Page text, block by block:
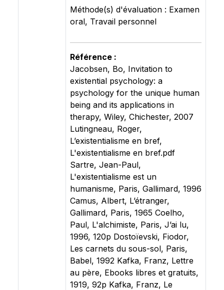
Méthode(s) d'évaluation : Examen
oral, Travail personnel
Référence :
Jacobsen, Bo, Invitation to
existential psychology: a
psychology for the unique human
being and its applications in
therapy, Wiley, Chichester, 2007
Lutingneau, Roger,
L’existentialisme en bref,
L'existentialisme en bref.pdf
Sartre, Jean-Paul,
L'existentialisme est un
humanisme, Paris, Gallimard, 1996
Camus, Albert, L’étranger,
Gallimard, Paris, 1965 Coelho,
Paul, L'alchimiste, Paris, J’ai lu,
1996, 120p Dostoïevski, Fiodor,
Les carnets du sous-sol, Paris,
Babel, 1992 Kafka, Franz, Lettre
au père, Ebooks libres et gratuits,
1919, 92p Kafka, Franz, Le